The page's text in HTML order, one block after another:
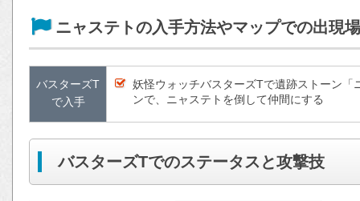
ニャステトの入手方法やマップでの出現
バスターズT
で入手
妖怪ウォッチバスターズTで遺跡ストーン
ンで、ニャステトを倒して仲間にする
バスターズTでのステータスと攻撃技